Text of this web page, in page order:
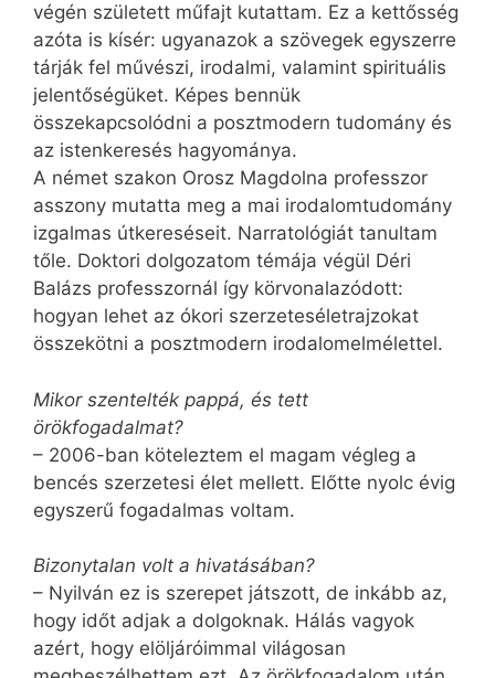
végén született műfajt kutattam. Ez a kettősség
azóta is kísér: ugyanazok a szövegek egyszerre
tárják fel művészi, irodalmi, valamint spirituális
jelentőségüket. Képes bennük
összekapcsolódni a posztmodern tudomány és
az istenkeresés hagyománya.
A német szakon Orosz Magdolna professzor
asszony mutatta meg a mai irodalomtudomány
izgalmas útkereséseit. Narratológiát tanultam
tőle. Doktori dolgozatom témája végül Déri
Balázs professzornál így körvonalazódott:
hogyan lehet az ókori szerzeteséletrajzokat
összekötni a posztmodern irodalomelmélettel.
Mikor szentelték pappá, és tett
örökfogadalmat?
– 2006-ban köteleztem el magam végleg a
bencés szerzetesi élet mellett. Előtte nyolc évig
egyszerű fogadalmas voltam.
Bizonytalan volt a hivatásában?
– Nyilván ez is szerepet játszott, de inkább az,
hogy időt adjak a dolgoknak. Hálás vagyok
azért, hogy elöljáróimmal világosan